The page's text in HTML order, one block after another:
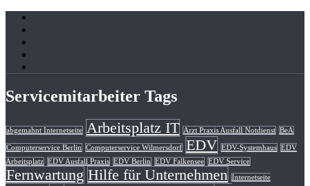
Servicemitarbeiter Tags
abgemahnt Internetseite Arbeitsplatz IT Arzt Praxis Ausfall Notdienst BeA
Computerservice Berlin Computerservice Wilmersdorf EDV EDV-Systemhaus EDV
Arbeitsplatz EDV Ausfall Praxis EDV Berlin EDV Falkensee EDV Service
Fernwartung Hilfe für Unternehmen Internetseite